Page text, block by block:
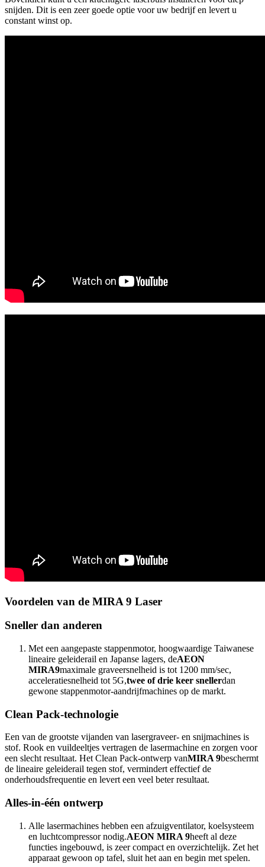
snijden. Dit is een zeer goede optie voor uw bedrijf en levert u
constant winst op.
Voordelen van de MIRA 9 Laser
Sneller dan anderen
Met een aangepaste stappenmotor, hoogwaardige Taiwanese
lineaire geleiderail en Japanse lagers, deAEON
MIRA9maximale graveersnelheid is tot 1200 mm/sec,
acceleratiesnelheid tot 5G,twee of drie keer snellerdan
gewone stappenmotor-aandrijfmachines op de markt.
Clean Pack-technologie
Een van de grootste vijanden van lasergraveer- en snijmachines is
stof. Rook en vuildeeltjes vertragen de lasermachine en zorgen voor
een slecht resultaat. Het Clean Pack-ontwerp vanMIRA 9beschermt
de lineaire geleiderail tegen stof, vermindert effectief de
onderhoudsfrequentie en levert een veel beter resultaat.
Alles-in-één ontwerp
Alle lasermachines hebben een afzuigventilator, koelsysteem
en luchtcompressor nodig.AEON MIRA 9heeft al deze
functies ingebouwd, is zeer compact en overzichtelijk. Zet het
apparaat gewoon op tafel, sluit het aan en begin met spelen.